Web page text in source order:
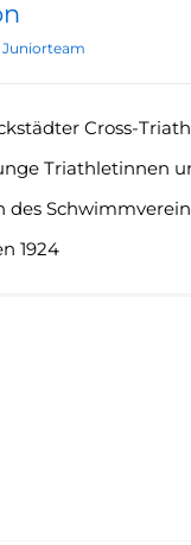
Juniorteam
Cross-
Triathletinnen
des
1924